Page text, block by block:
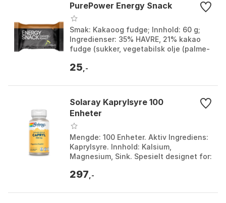
PurePower Energy Snack
Smak: Kakaoog fudge; Innhold: 60 g;
Ingredienser: 35% HAVRE, 21% kakao
fudge (sukker, vegetabilsk olje (palme-
fettredusert ka...
25 ,-
Solaray Kaprylsyre 100
Enheter
Mengde: 100 Enheter. Aktiv Ingrediens:
Kaprylsyre. Innhold: Kalsium,
Magnesium, Sink. Spesielt designet for:
297 ,-